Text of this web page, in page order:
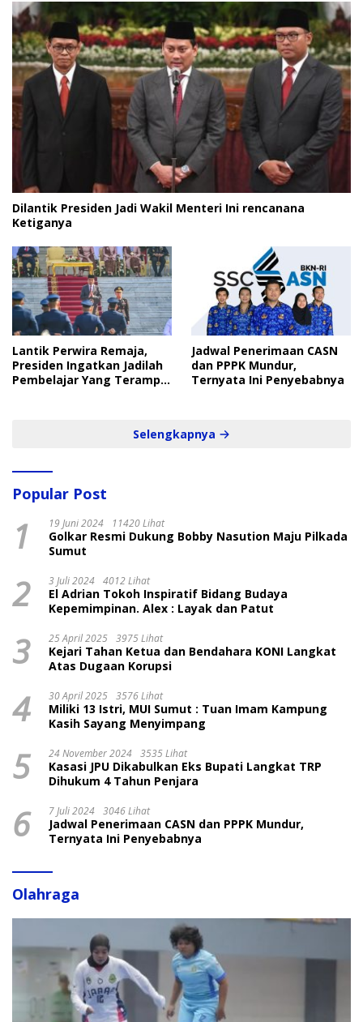
Dilantik Presiden Jadi Wakil Menteri Ini rencanana
Ketiganya
Lantik Perwira Remaja,
Presiden Ingatkan Jadilah
Pembelajar Yang Terampil
Jadwal Penerimaan CASN
dan PPPK Mundur,
Ternyata Ini Penyebabnya
Selengkapnya
Popular Post
1 19 Juni 2024 11420 Lihat
Golkar Resmi Dukung Bobby Nasution Maju Pilkada
Sumut
2 3 Juli 2024 4012 Lihat
El Adrian Tokoh Inspiratif Bidang Budaya
Kepemimpinan. Alex : Layak dan Patut
3 25 April 2025 3975 Lihat
Kejari Tahan Ketua dan Bendahara KONI Langkat
Atas Dugaan Korupsi
4 30 April 2025 3576 Lihat
Miliki 13 Istri, MUI Sumut : Tuan Imam Kampung
Kasih Sayang Menyimpang
5 24 November 2024 3535 Lihat
Kasasi JPU Dikabulkan Eks Bupati Langkat TRP
Dihukum 4 Tahun Penjara
6 7 Juli 2024 3046 Lihat
Jadwal Penerimaan CASN dan PPPK Mundur,
Ternyata Ini Penyebabnya
Olahraga